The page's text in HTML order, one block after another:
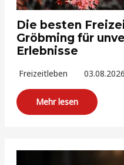
Die besten
Gröbming für
Erlebnisse
Freizeitleben 03.08.2026
Mehr lesen